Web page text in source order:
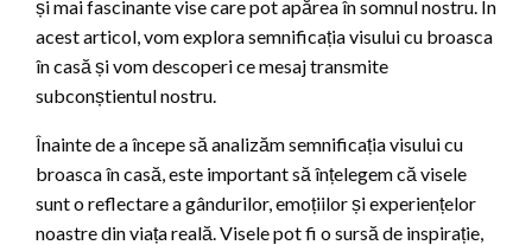
și mai fascinante vise care pot apărea în somnul nostru. În
acest articol, vom explora semnificația visului cu broasca
în casă și vom descoperi ce mesaj transmite
subconștientul nostru.
Înainte de a începe să analizăm semnificația visului cu
broasca în casă, este important să înțelegem că visele
sunt o reflectare a gândurilor, emoțiilor și experiențelor
noastre din viața reală. Visele pot fi o sursă de inspirație,